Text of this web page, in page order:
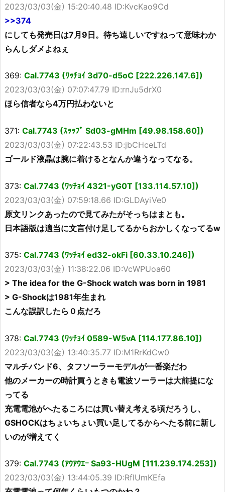
2023/03/03(金) 15:20:40.48 ID:KvcKao9Cd
>>374
にしても発売日は7月9日。待ち遠しいですねって意味わか
らんしダメよねぇ
369: Cal.7743 (ﾜｯﾁｮｲ 3d70-d5oC [222.226.147.6])
2023/03/03(金) 07:07:47.79 ID:rnJu5drX0
ほら信者なら4万円払わないと
371: Cal.7743 (ｽｯｯﾌﾟ Sd03-gMHm [49.98.158.60])
2023/03/03(金) 07:22:43.53 ID:jbCHceLTd
ゴールド液晶は腕に着けるとなんか違うなってなる。
373: Cal.7743 (ﾜｯﾁｮｲ 4321-yG0T [133.114.57.10])
2023/03/03(金) 07:59:18.66 ID:GLDAyiVe0
原文リンクあったので見てみたがそっちはまとも。
日本語版は適当に文言付け足してるからおかしくなってるw
375: Cal.7743 (ﾜｯﾁｮｲ ed32-okFi [60.33.10.246])
2023/03/03(金) 11:38:22.06 ID:VcWPUoa60
> The idea for the G-Shock watch was born in 1981
> G-Shockは1981年生まれ
こんな誤訳したら０点だろ
378: Cal.7743 (ﾜｯﾁｮｲ 0589-W5vA [114.177.86.10])
2023/03/03(金) 13:40:35.77 ID:M1RrKdCw0
マルチバンド6、タフソーラーモデルが一番楽だわ
他のメーカーの時計買うときも電波ソーラーは大前提にな
ってる
充電電池がへたるころには買い替え考える頃だろうし、
GSHOCKはちょいちょい買い足してるからへたる前に新し
いのが増えてく
379: Cal.7743 (ｱｳｱｳｴｰ Sa93-HUgM [111.239.174.253])
2023/03/03(金) 13:44:05.39 ID:RfIUmKEfa